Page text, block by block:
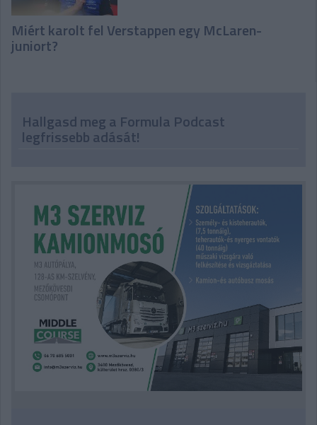
Miért karolt fel Verstappen egy McLaren-
juniort?
Hallgasd meg a Formula Podcast
legfrissebb adását!